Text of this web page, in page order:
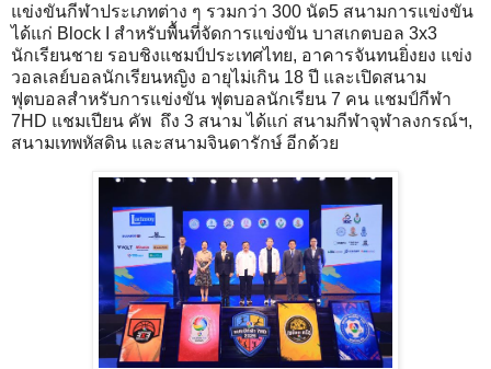
แข่งขันกีฬาประเภทต่าง ๆ รวมกว่า 300 นัด5 สนามการแข่งขัน
ได้แก่ Block I สำหรับพื้นที่จัดการแข่งขัน บาสเกตบอล 3x3
นักเรียนชาย รอบชิงแชมป์ประเทศไทย, อาคารจันทนยิ่งยง แข่ง
วอลเลย์บอลนักเรียนหญิง อายุไม่เกิน 18 ปี และเปิดสนาม
ฟุตบอลสำหรับการแข่งขัน ฟุตบอลนักเรียน 7 คน แชมป์กีฬา
7HD แชมเปียน คัพ ถึง 3 สนาม ได้แก่ สนามกีฬาจุฬาลงกรณ์ฯ,
สนามเทพหัสดิน และสนามจินดารักษ์ อีกด้วย